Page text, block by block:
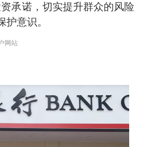
承诺，切实提升群众的风险
护意识。
网站